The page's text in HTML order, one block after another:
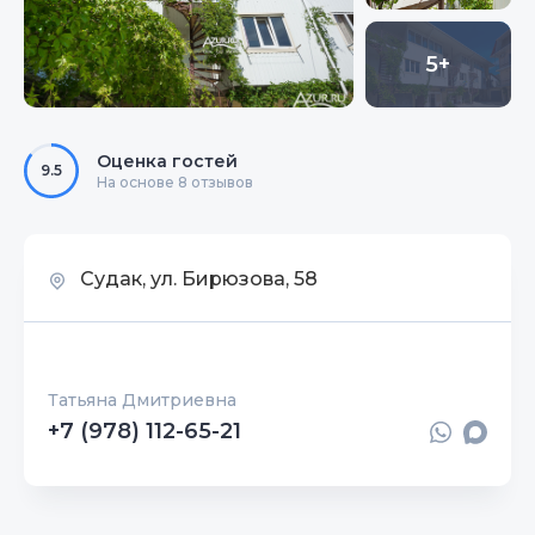
5+
9.5 Оценка гостей
На основе 8 отзывов
Судак, ул. Бирюзова, 58
Татьяна Дмитриевна
+7 (978) 112-65-21